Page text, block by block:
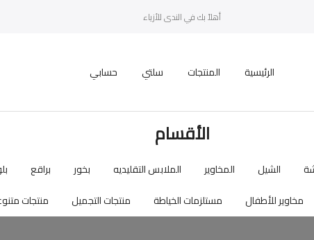
أهلاً بك في الندى للأزياء
الرئيسية المنتجات سلتي حسابي
الأقسام
الشيل المخاوير الملابس التقليديه بخور براقع
مخاوير للأطفال مستلزمات الخياطة منتجات التجميل منتجات